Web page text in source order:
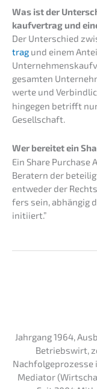
Was ist der
kauf­ver­trag und
Der Unter­schied
trag und einem
gesam­ten
wer­te und
hinge­gen betrifft
Gesellschaft.
Wer berei­tet ein
Ein Share Purcha­se
Beratern der
entwe­der der
fers sein, abhän­gig
initiiert.”
Jahrgang 1964,
Betriebswirt,
Nachfolgeprozesse
Mediator